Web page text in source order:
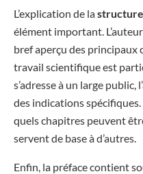
L’explication de la
élément important.
bref aperçu des principaux
travail scientifique est
s’adresse à un large
des indications
quels chapitres peuvent
servent de base à d’autres.
Enfin, la préface contient